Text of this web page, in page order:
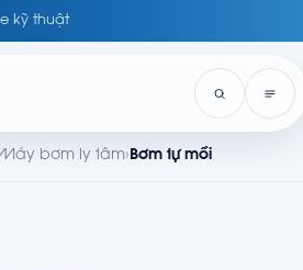
kỹ thuật
bơm ly tâm›Bơm tự mồi